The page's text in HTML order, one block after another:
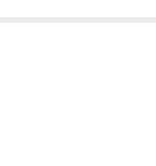
و اغوا کننده هستید، سنسوال